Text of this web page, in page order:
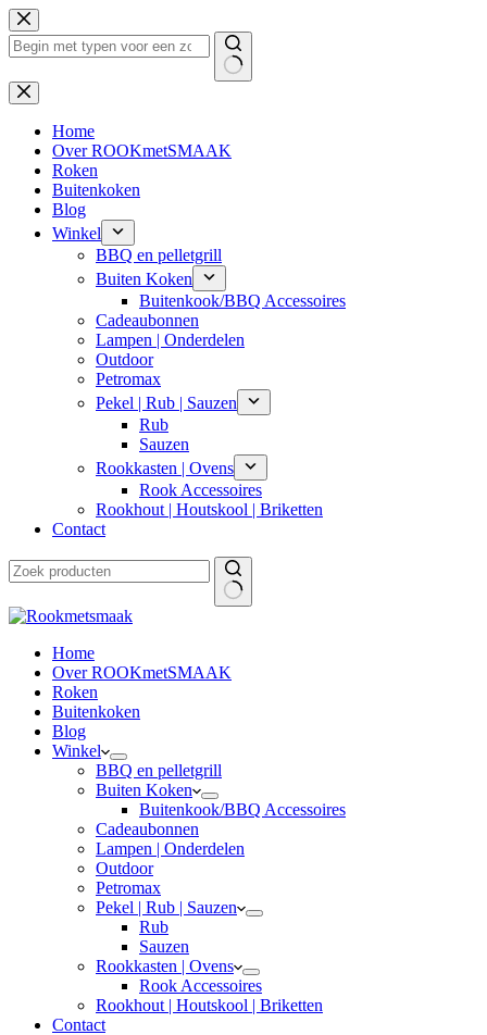
Ga
naar
de
Geen
resultaten
Home
Over ROOKmetSMAAK
Roken
Buitenkoken
Blog
Winkel
BBQ en pelletgrill
Buiten Koken
Buitenkook/BBQ Accessoires
Cadeaubonnen
Lampen | Onderdelen
Outdoor
Petromax
Pekel | Rub | Sauzen
Rub
Sauzen
Rookkasten | Ovens
Rook Accessoires
Rookhout | Houtskool | Briketten
Contact
Home
Over ROOKmetSMAAK
Roken
Buitenkoken
Blog
Winkel
BBQ en pelletgrill
Buiten Koken
Buitenkook/BBQ Accessoires
Cadeaubonnen
Lampen | Onderdelen
Outdoor
Petromax
Pekel | Rub | Sauzen
Rub
Sauzen
Rookkasten | Ovens
Rook Accessoires
Rookhout | Houtskool | Briketten
Contact